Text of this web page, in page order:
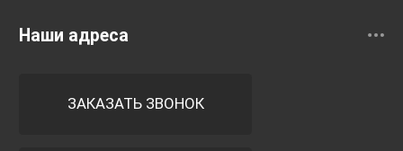
Наши адреса
ЗАКАЗАТЬ ЗВОНОК